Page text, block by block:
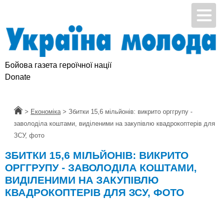
Бойова газета героїчної нації
Donate
Головна
> Економіка > Збитки 15,6 мільйонів: викрито орггрупу -
заволоділа коштами, виділеними на закупівлю квадрокоптерів для
ЗСУ, фото
ЗБИТКИ 15,6 МІЛЬЙОНІВ: ВИКРИТО
ОРГГРУПУ - ЗАВОЛОДІЛА КОШТАМИ,
ВИДІЛЕНИМИ НА ЗАКУПІВЛЮ
КВАДРОКОПТЕРІВ ДЛЯ ЗСУ, ФОТО